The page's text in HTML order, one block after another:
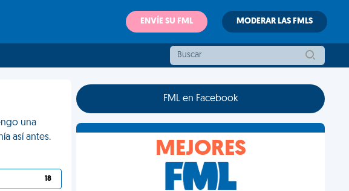
ENVÍE SU FML MODERAR LAS FMLS
una
así antes.
18
FML en Facebook
MEJORES